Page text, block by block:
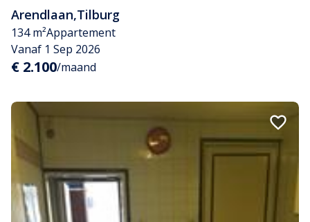
Arendlaan,Tilburg
134 m²Appartement
Vanaf 1 Sep 2026
€ 2.100/maand